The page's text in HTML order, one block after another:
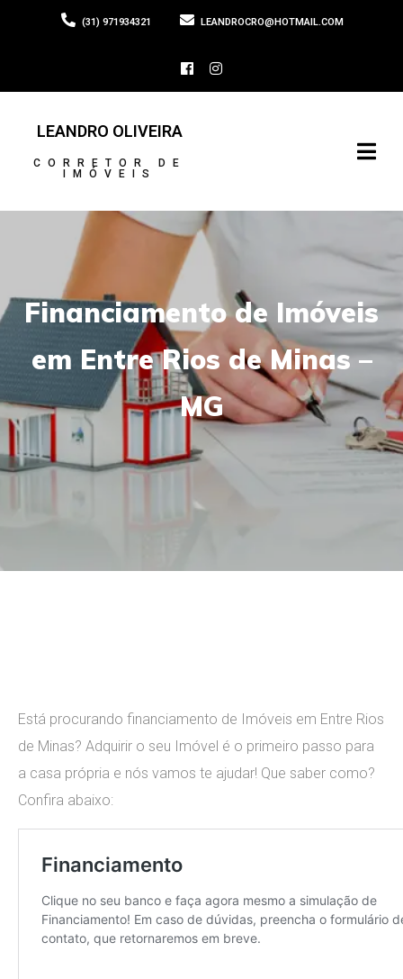
(31) 971934321 LEANDROCRO@HOTMAIL.COM
LEANDRO OLIVEIRA
CORRETOR DE
IMÓVEIS
Financiamento de Imóveis
em Entre Rios de Minas –
MG
Leave a comment
Está procurando financiamento de Imóveis em Entre Rios
de Minas? ​Adquirir o seu Imóvel é o primeiro passo para
a casa própria e nós vamos te ajudar! Que saber como?
Confira abaixo: